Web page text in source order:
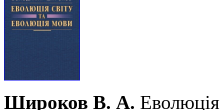
Широков В. А.